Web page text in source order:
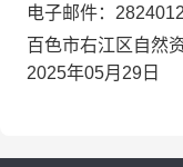
电子邮件：
百色市右江区自然
2025年05月29日